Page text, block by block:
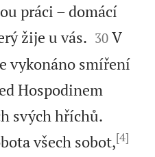
práci – domácí
žije u vás. 

30 V
vykonáno smíření
Hospodinem
svých hříchů.
všech sobot,[4]